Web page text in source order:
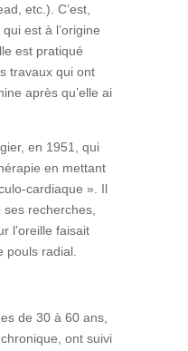
etc.). C’est,
est à l’origine
est pratiqué
travaux qui ont
après qu’elle ai
en 1951, qui
en mettant
cardiaque ». Il
ses recherches,
l’oreille faisait
pouls radial.
de 30 à 60 ans,
ont suivi